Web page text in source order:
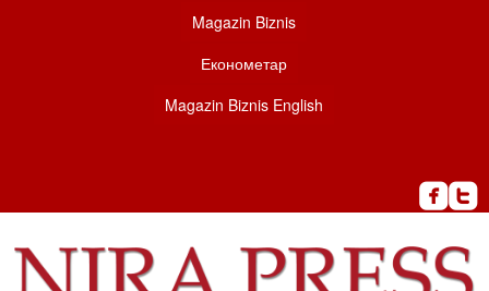
Magazin Biznis
Економетар
Magazin Biznis English